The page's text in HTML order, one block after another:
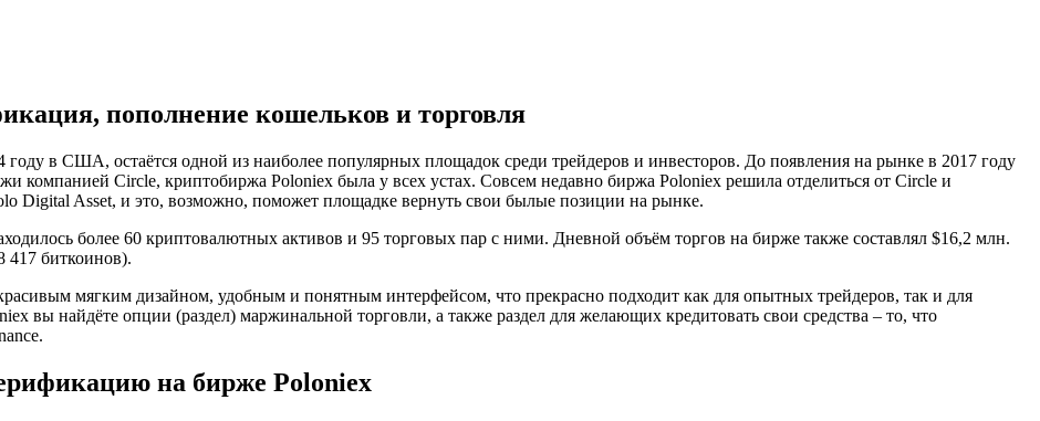
пополнение кошельков и торговля
году в США, остаётся одной из наиболее популярных площадок среди трейдеров и инвесторов. До появления на рынке в 2017 году
компанией Circle, криптобиржа Poloniex была у всех устах. Совсем недавно биржа Poloniex решила отделиться от Circle и
Digital Asset, и это, возможно, поможет площадке вернуть свои былые позиции на рынке.
более 60 криптовалютных активов и 95 торговых пар с ними. Дневной объём торгов на бирже также составлял $16,2 млн.
417 биткоинов).
мягким дизайном, удобным и понятным интерфейсом, что прекрасно подходит как для опытных трейдеров, так и для
вы найдёте опции (раздел) маржинальной торговли, а также раздел для желающих кредитовать свои средства – то, что
на бирже Poloniex